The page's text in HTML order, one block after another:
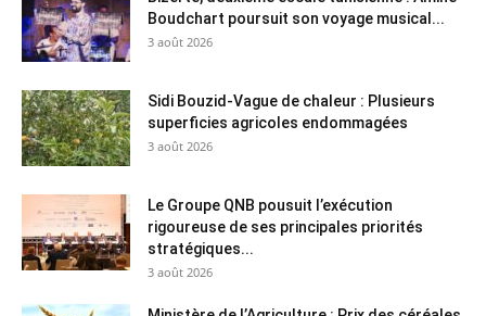
Boudchart poursuit son voyage musical...
3 août 2026
Sidi Bouzid-Vague de chaleur : Plusieurs
superficies agricoles endommagées
3 août 2026
Le Groupe QNB pousuit l’exécution
rigoureuse de ses principales priorités
stratégiques...
3 août 2026